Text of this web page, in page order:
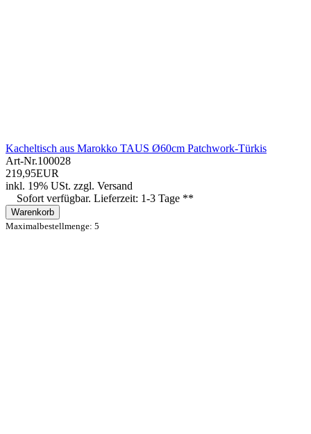
Kacheltisch aus Marokko TAUS Ø60cm Patchwork-Türkis
Art-Nr.100028
219,95EUR
inkl. 19% USt. zzgl. Versand
Sofort verfügbar. Lieferzeit: 1-3 Tage **
Warenkorb
Maximalbestellmenge: 5